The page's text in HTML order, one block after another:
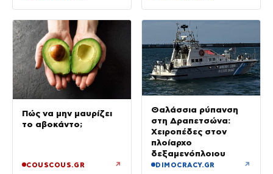
Πώς να μην μαυρίζει
το αβοκάντο;
COUSCOUS.GR ↗
Θαλάσσια ρύπανση
στη Δραπετσώνα:
Χειροπέδες στον
πλοίαρχο
δεξαμενόπλοιου
DIMOCRACY.GR ↗